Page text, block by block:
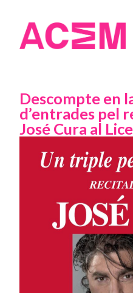
Descompte en
d’entrades pel
José Cura al